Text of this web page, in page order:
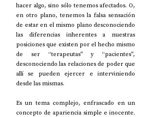
hacer algo, sino sólo tenemos afectados. O,
en otro plano, tenemos la falsa sensación
de estar en el mismo plano desconociendo
las diferencias inherentes a nuestras
posiciones que existen por el hecho mismo
de ser “terapeutas” y “pacientes”,
desconociendo las relaciones de poder que
allí se pueden ejercer e interviniendo
desde las mismas.
Es un tema complejo, enfrascado en un
concepto de apariencia simple e inocente.